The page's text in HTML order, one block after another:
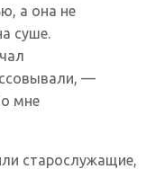
а она не
суше.
—
мне
старослужащие,